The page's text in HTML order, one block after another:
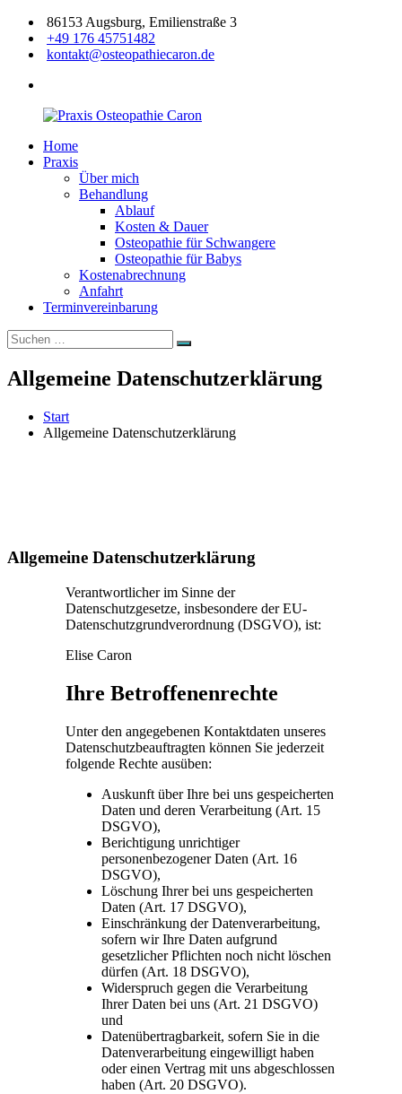
Zum
Inhalt
springen
86153 Augsburg, Emilienstraße 3
+49 176 45751482
kontakt@osteopathiecaron.de
Praxis
Osteopathie
Zertifizierte
Osteopathin
Home
Praxis
Über mich
Behandlung
Ablauf
Kosten & Dauer
Osteopathie für Schwangere
Osteopathie für Babys
Kostenabrechnung
Anfahrt
Terminvereinbarung
Suchen
nach:
Suchen
Allgemeine Datenschutzerklärung
Start
Allgemeine Datenschutzerklärung
Allgemeine Datenschutzerklärung
Verantwortlicher im Sinne der
Datenschutzgesetze, insbesondere der EU-
Datenschutzgrundverordnung (DSGVO), ist:
Elise Caron
Ihre Betroffenenrechte
Unter den angegebenen Kontaktdaten unseres
Datenschutzbeauftragten können Sie jederzeit
folgende Rechte ausüben:
Auskunft über Ihre bei uns gespeicherten
Daten und deren Verarbeitung (Art. 15
DSGVO),
Berichtigung unrichtiger
personenbezogener Daten (Art. 16
DSGVO),
Löschung Ihrer bei uns gespeicherten
Daten (Art. 17 DSGVO),
Einschränkung der Datenverarbeitung,
sofern wir Ihre Daten aufgrund
gesetzlicher Pflichten noch nicht löschen
dürfen (Art. 18 DSGVO),
Widerspruch gegen die Verarbeitung
Ihrer Daten bei uns (Art. 21 DSGVO)
und
Datenübertragbarkeit, sofern Sie in die
Datenverarbeitung eingewilligt haben
oder einen Vertrag mit uns abgeschlossen
haben (Art. 20 DSGVO).